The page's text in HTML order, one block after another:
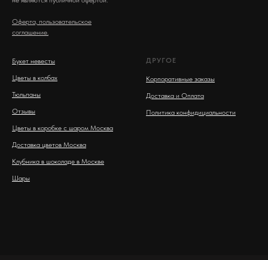
Оферта, пользовательское
соглашение.
Букет невесты
Цветы в колбах
Тюльпаны
Отзывы
Цветы в коробке с шаром Москва
Доставка цветов Москва
Клубника в шоколаде в Москве
Шары
ДРУГОЕ
Корпоративные заказы
Доставка и Оплата
Политика конфидициальности